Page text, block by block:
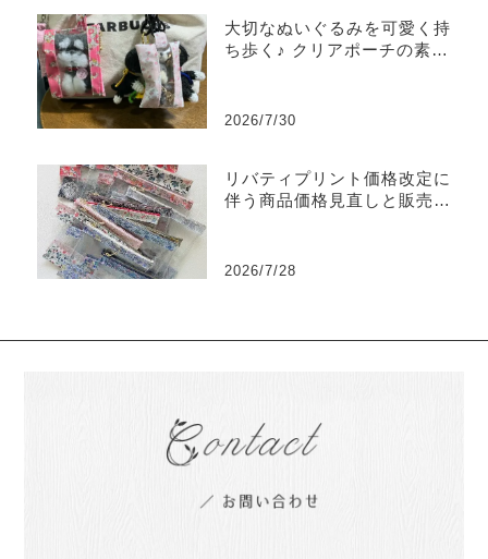
大切なぬいぐるみを可愛く持
ち歩く♪ クリアポーチの素敵
2026/7/30
リバティプリント価格改定に
伴う商品価格見直しと販売終
2026/7/28